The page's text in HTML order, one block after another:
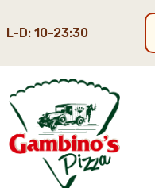
L-D: 10-23:30